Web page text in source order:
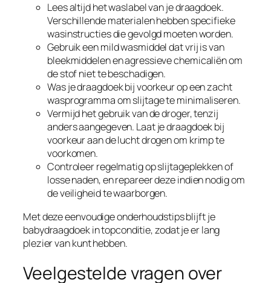
Lees altijd het waslabel van je draagdoek.
Verschillende materialen hebben specifieke
wasinstructies die gevolgd moeten worden.
Gebruik een mild wasmiddel dat vrij is van
bleekmiddelen en agressieve chemicaliën om
de stof niet te beschadigen.
Was je draagdoek bij voorkeur op een zacht
wasprogramma om slijtage te minimaliseren.
Vermijd het gebruik van de droger, tenzij
anders aangegeven. Laat je draagdoek bij
voorkeur aan de lucht drogen om krimp te
voorkomen.
Controleer regelmatig op slijtageplekken of
losse naden, en repareer deze indien nodig om
de veiligheid te waarborgen.
Met deze eenvoudige onderhoudstips blijft je
babydraagdoek in topconditie, zodat je er lang
plezier van kunt hebben.
Veelgestelde vragen over